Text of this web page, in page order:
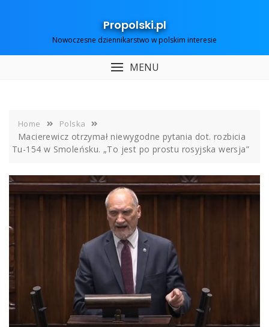
Propolski.pl
Nowoczesne dziennikarstwo w polskim interesie
MENU
Home Polska
Macierewicz otrzymał niewygodne pytania dot. rozbicia
Tu-154 w Smoleńsku. „To jest po prostu rosyjska wersja”